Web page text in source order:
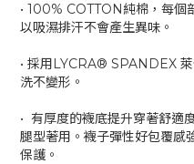
• 100% COTTON純棉，每個
以吸濕排汗不會產生異味。
• 採用LYCRA® SPANDEX
洗不變形。
• 有厚度的襪底提升穿著舒適
腿型著用。襪子彈性好包覆感
保護。